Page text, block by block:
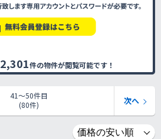
2,301件の物件が閲覧可能です！
41〜50件目
(80件)
次へ